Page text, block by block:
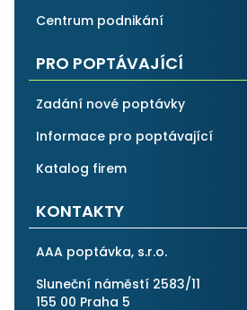
Centrum podnikání
PRO POPTÁVAJÍCÍ
Zadání nové poptávky
Informace pro poptávající
Katalog firem
KONTAKTY
AAA poptávka, s.r.o.
Sluneční náměstí 2583/11
155 00 Praha 5